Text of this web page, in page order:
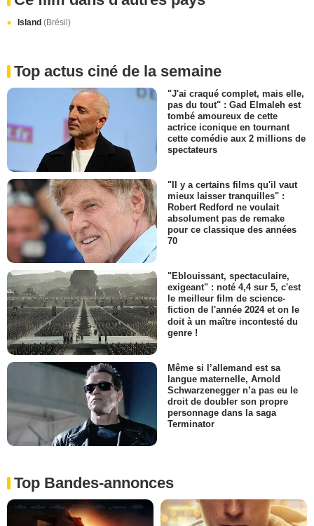
Island (Brésil)
Top actus ciné de la semaine
"J'ai craqué complet, mais elle,
pas du tout" : Gad Elmaleh est
tombé amoureux de cette
actrice iconique en tournant
cette comédie aux 2 millions de
spectateurs
"Il y a certains films qu'il vaut
mieux laisser tranquilles" :
Robert Redford ne voulait
absolument pas de remake
pour ce classique des années
70
"Eblouissant, spectaculaire,
exigeant" : noté 4,4 sur 5, c'est
le meilleur film de science-
fiction de l'année 2024 et on le
doit à un maître incontesté du
genre !
Même si l’allemand est sa
langue maternelle, Arnold
Schwarzenegger n’a pas eu le
droit de doubler son propre
personnage dans la saga
Terminator
Top Bandes-annonces